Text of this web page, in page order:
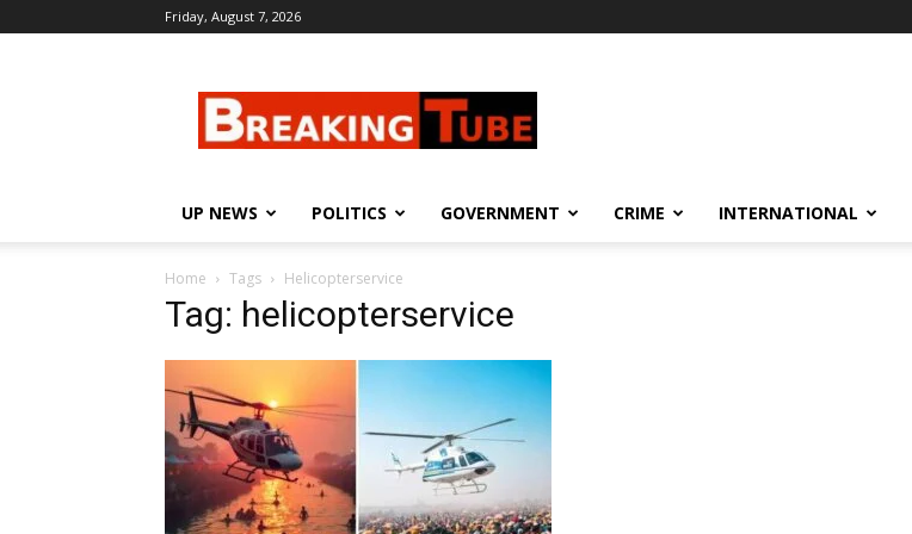
Friday, August 7, 2026
UP NEWS POLITICS GOVERNMENT CRIME INTERNATIONAL
Home Tags Helicopterservice
Tag: helicopterservice